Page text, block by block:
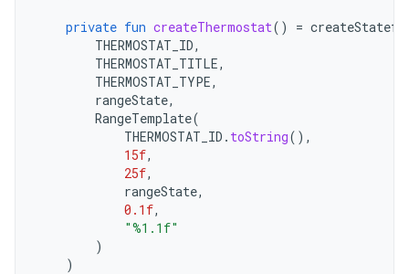
private fun createThermostat() =
THERMOSTAT_ID,
THERMOSTAT_TITLE,
THERMOSTAT_TYPE,
rangeState,
RangeTemplate(
THERMOSTAT_ID . toString(),
15f,
25f,
rangeState,
0.1f,
"%1.1f"
)
)